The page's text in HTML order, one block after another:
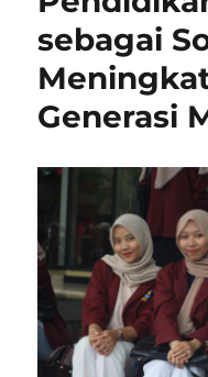
sebagai
Generasi